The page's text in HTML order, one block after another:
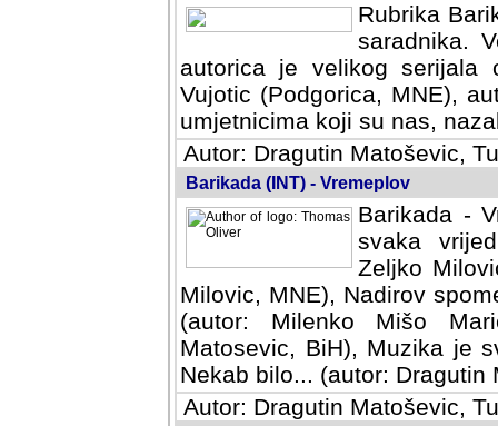
Rubrika
saradnika.
autorica je velikog serijala
Vujotic (Podgorica, MNE),
umjetnicima koji su nas,
Autor: Dragutin Matoševic,
Barikada (INT) - Vremeplov
Barikada -
svaka
Milovic,
MNE), Nadirov spomenar
Milenko Mišo Maric, UK),
Muzika je svirala (autor:
(autor: Dragutin Matosevic,
Autor: Dragutin Matoševic,